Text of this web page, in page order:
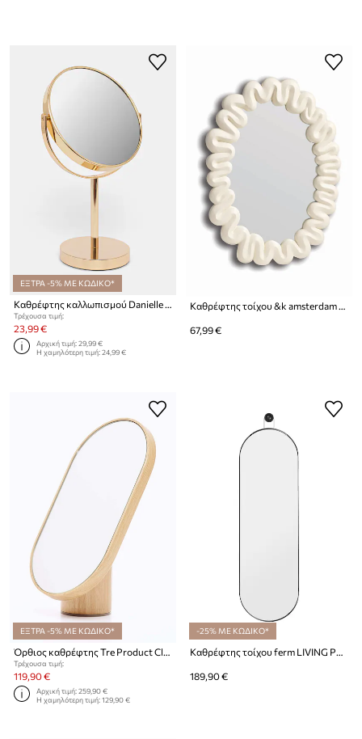
ΕΞΤΡΑ -5% ΜΕ ΚΩΔΙΚΟ*
Καθρέφτης καλλωπισμού Danielle Beauty 1x/5x
Τρέχουσα τιμή:
23,99 €
Αρχική τιμή:29,99 €
Η χαμηλότερη τιμή:24,99 €
67,99 €
ΕΞΤΡΑ -5% ΜΕ ΚΩΔΙΚΟ*
Όρθιος καθρέφτης Tre Product ClearVision Woodturn
Τρέχουσα τιμή:
119,90 €
Αρχική τιμή:259,90 €
Η χαμηλότερη τιμή:129,90 €
-25% ΜΕ ΚΩΔΙΚΟ*
Καθρέφτης τοίχου ferm LIVING Poise
189,90 €